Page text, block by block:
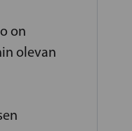
on
olevan